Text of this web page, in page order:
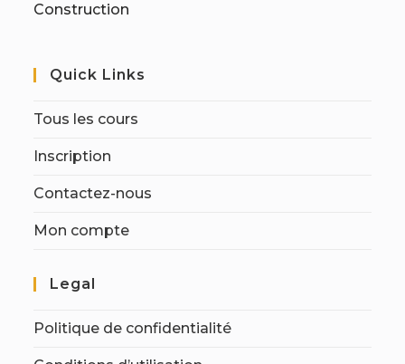
Construction
Quick Links
Tous les cours
Inscription
Contactez-nous
Mon compte
Legal
Politique de confidentialité